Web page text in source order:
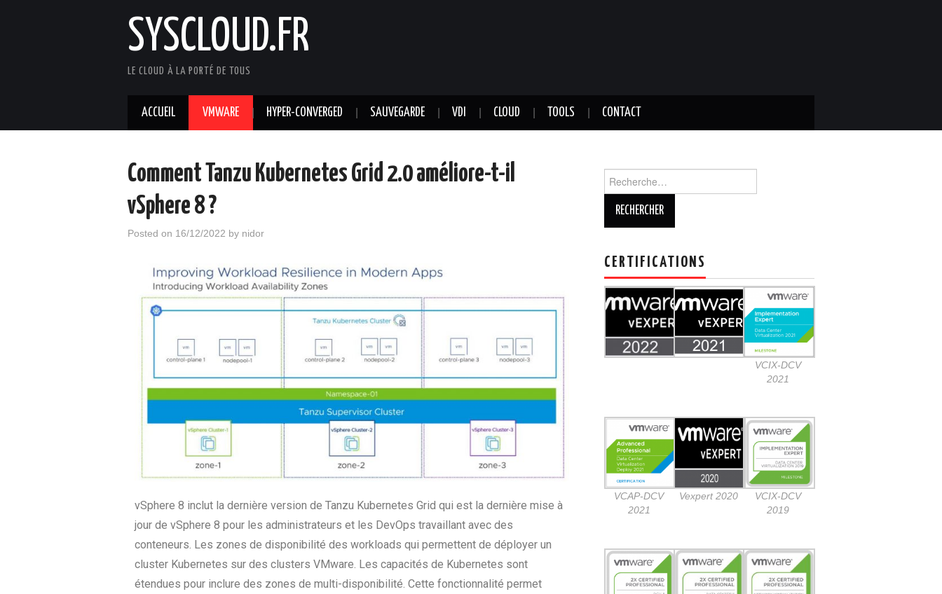
SYSCLOUD.FR
LE CLOUD À LA PORTÉ DE TOUS
ACCUEIL VMWARE HYPER-CONVERGED SAUVEGARDE VDI CLOUD TOOLS CONTACT
Comment Tanzu Kubernetes Grid 2.0 améliore-t-il
vSphere 8 ?
Posted on 16/12/2022 by nidor
vSphere 8 inclut la dernière version de Tanzu Kubernetes Grid qui est la dernière mise à
jour de vSphere 8 pour les administrateurs et les DevOps travaillant avec des
conteneurs. Les zones de disponibilité des workloads qui permettent de déployer un
cluster Kubernetes sur des clusters VMware. Les capacités de Kubernetes sont
étendues pour inclure des zones de multi-disponibilité. Cette fonctionnalité permet
CERTIFICATIONS
VCIX-DCV
2021
VCAP-DCV
2021
Vexpert 2020
VCIX-DCV
2019